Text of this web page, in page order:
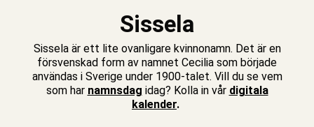
Sissela
Sissela är ett lite ovanligare kvinnonamn. Det är en
försvenskad form av namnet Cecilia som började
användas i Sverige under 1900-talet. Vill du se vem
som har namnsdag idag? Kolla in vår digitala
kalender.